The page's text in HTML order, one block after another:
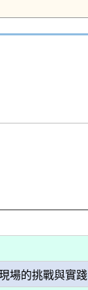
場的挑戰與實踐